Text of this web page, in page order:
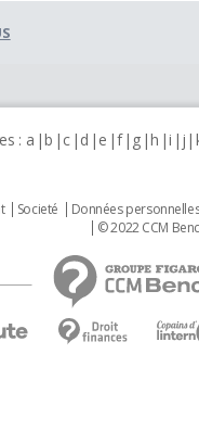
: a b c d e f g h i j
Societé Données
© 2022 CCM